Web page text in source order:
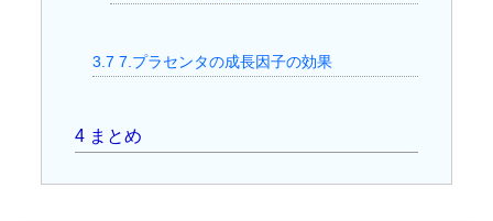
3.7 7.プラセンタの成長因子の効果
4まとめ